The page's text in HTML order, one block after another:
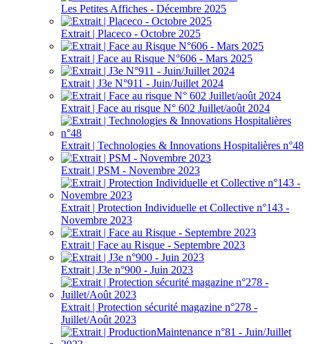
Les Petites Affiches - Décembre 2025
Extrait | Placeco - Octobre 2025
Extrait | Face au Risque N°606 - Mars 2025
Extrait | J3e N°911 - Juin/Juillet 2024
Extrait | Face au risque N° 602 Juillet/août 2024
Extrait | Technologies & Innovations Hospitalières n°48
Extrait | PSM - Novembre 2023
Extrait | Protection Individuelle et Collective n°143 -
Novembre 2023
Extrait | Face au Risque - Septembre 2023
Extrait | J3e n°900 - Juin 2023
Extrait | Protection sécurité magazine n°278 -
Juillet/Août 2023